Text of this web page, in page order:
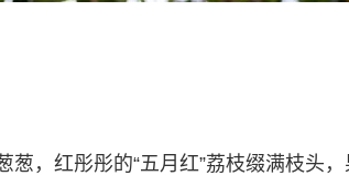
，红彤彤的“五月红”荔枝缀满枝头